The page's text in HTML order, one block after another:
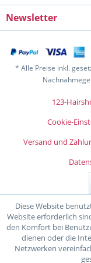
Newsletter
* Alle Preise inkl.
123-
Cookie-
Versand und
Diese Website
Website erforderlich
den Komfort bei
dienen oder die
Netzwerken